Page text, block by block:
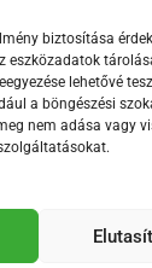
biztosítása
eszközadatok
lehetővé
a böngészési
nem adása vagy